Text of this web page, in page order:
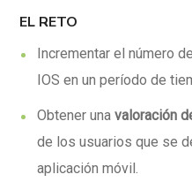
EL RETO
Incrementar el número
IOS en un período de
Obtener unavaloración
de los usuarios que se
aplicación móvil.